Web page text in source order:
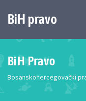
BiH pravo
BiH Pravo
Bosanskohercegovački